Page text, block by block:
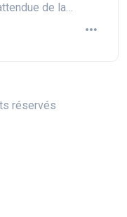
de la…
réservés